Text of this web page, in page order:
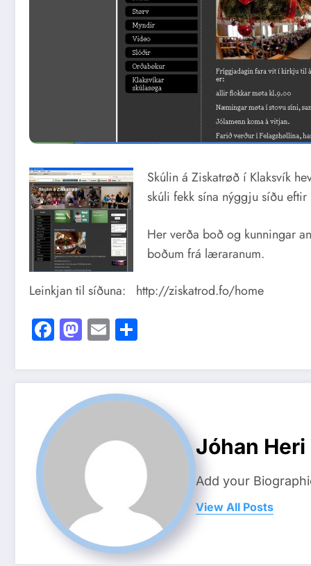
Skúlin á Ziskatrøð í Klaksvík
skúli fekk sína nýggju síðu
Her verða boð og kunningar
boðum frá læraranum.
Leinkjan til síðuna: http://ziskatrod.fo/home
Facebook
Mastodon
Email
Jóhan
Add your
View All Posts